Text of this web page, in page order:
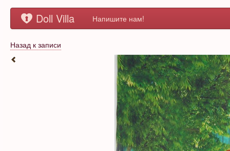
Doll Villa Напишите нам!
Назад к записи